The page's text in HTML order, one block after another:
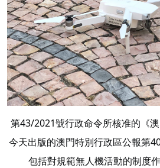
第43/2021號行政命令所核准的《
今天出版的澳門特別行政區公報第
包括對規範無人機活動的制度